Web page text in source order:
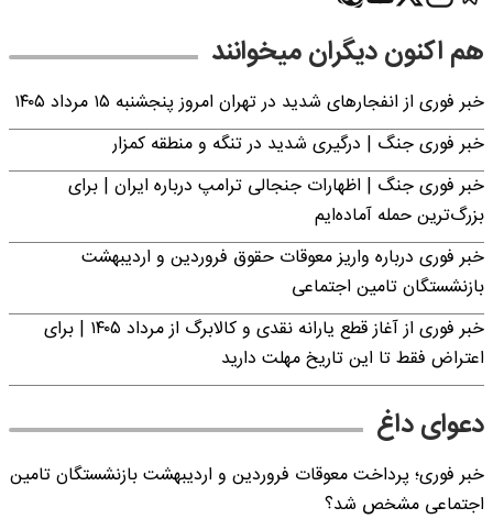
هم اکنون دیگران میخوانند
خبر فوری از انفجارهای شدید در تهران امروز پنجشنبه ۱۵ مرداد ۱۴۰۵
خبر فوری جنگ | درگیری شدید در تنگه و منطقه کمزار
خبر فوری جنگ | اظهارات جنجالی ترامپ درباره ایران | برای
بزرگ‌ترین حمله آماده‌ایم
خبر فوری درباره واریز معوقات حقوق فروردین و اردیبهشت
بازنشستگان تامین اجتماعی
خبر فوری از آغاز قطع یارانه نقدی و کالابرگ از مرداد ۱۴۰۵ | برای
اعتراض فقط تا این تاریخ مهلت دارید
دعوای داغ
خبر فوری؛ پرداخت معوقات فروردین و اردیبهشت بازنشستگان تامین
اجتماعی مشخص شد؟